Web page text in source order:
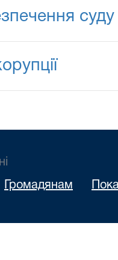
суду
Громадянам